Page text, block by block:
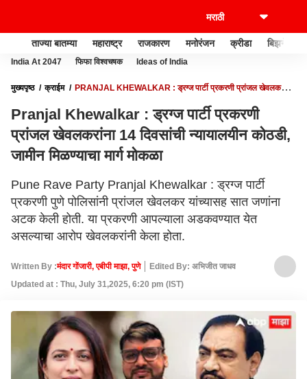
ताज्या बातम्या महाराष्ट्र राजकारण मनोरंजन क्रीडा बिझनेस
India At 2047 फिफा विश्वचषक Ideas of India
मुख्यपृष्ठ क्राईम
PRANJAL KHEWALKAR : ड्रग्ज पार्टी प्रकरणी प्रांजल खेवलकरांना
Pranjal Khewalkar : ड्रग्ज पार्टी प्रकरणी
प्रांजल खेवलकरांना 14 दिवसांची न्यायालयीन कोठडी,
जामीन मिळण्याचा मार्ग मोकळा
Pune Rave Party Pranjal Khewalkar : ड्रग्ज पार्टी
प्रकरणी पुणे पोलिसांनी प्रांजल खेवलकर यांच्यासह सात जणांना
अटक केली होती. या प्रकरणी आपल्याला अडकवण्यात येत
असल्याचा आरोप खेवलकरांनी केला होता.
Written By :मंदार गोंजारी, एबीपी माझा, पुणे
Edited By: अभिजीत जाधव
Updated at : Thu, July 31,2025, 6:20 pm (IST)